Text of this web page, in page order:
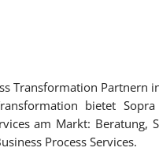
Transformation Partnern
bietet
am Markt: Beratung,
Process Services.